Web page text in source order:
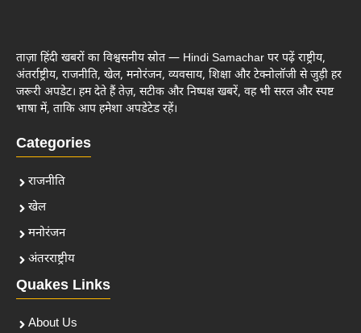
ताज़ा हिंदी खबरों का विश्वसनीय स्रोत — Hindi Samachar पर पढ़ें राष्ट्रीय,
अंतर्राष्ट्रीय, राजनीति, खेल, मनोरंजन, व्यवसाय, शिक्षा और टेक्नोलॉजी से जुड़ी हर
जरूरी अपडेट। हम देते हैं तेज़, सटीक और निष्पक्ष खबरें, वह भी सरल और स्पष्ट
भाषा में, ताकि आप हमेशा अपडेटेड रहें।
Categories
राजनीति
खेल
मनोरंजन
अंतरराष्ट्रीय
Quakes Links
About Us